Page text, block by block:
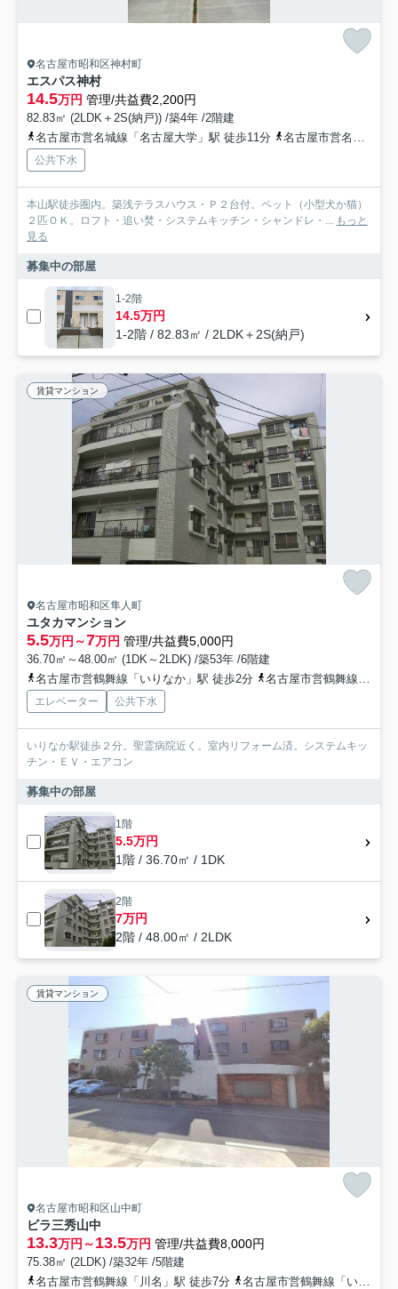
名古屋市昭和区神村町
エスパス神村
14.5万円 管理/共益費2,200円
82.83㎡ (2LDK＋2S(納戸)) /築4年 /2階建
名古屋市営名城線「名古屋大学」駅 徒歩11分
名古屋市営名城線「本山」駅 徒歩15分
公共下水
本山駅徒歩圏内。築浅テラスハウス・Ｐ２台付。ペット（小型犬か猫）
２匹ＯＫ。ロフト・追い焚・システムキッチン・シャンドレ・...
もっと
見る
募集中の部屋
1-2階
14.5万円
1-2階 / 82.83㎡ / 2LDK＋2S(納戸)
賃貸マンション
名古屋市昭和区隼人町
ユタカマンション
5.5万円～7万円 管理/共益費5,000円
36.70㎡～48.00㎡ (1DK～2LDK) /築53年 /6階建
名古屋市営鶴舞線「いりなか」駅 徒歩2分
名古屋市営鶴舞線「川名」駅 徒歩13分
エレベーター 公共下水
いりなか駅徒歩２分。聖霊病院近く。室内リフォーム済。システムキッ
チン・ＥＶ・エアコン
募集中の部屋
1階
5.5万円
1階 / 36.70㎡ / 1DK
2階
7万円
2階 / 48.00㎡ / 2LDK
賃貸マンション
名古屋市昭和区山中町
ビラ三秀山中
13.3万円～13.5万円 管理/共益費8,000円
75.38㎡ (2LDK) /築32年 /5階建
名古屋市営鶴舞線「川名」駅 徒歩7分
名古屋市営鶴舞線「いりなか」駅 徒歩11分